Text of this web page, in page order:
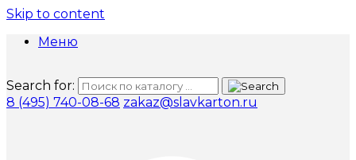
Skip to content
Меню
Search for:
8 (495) 740-08-68 zakaz@slavkarton.ru